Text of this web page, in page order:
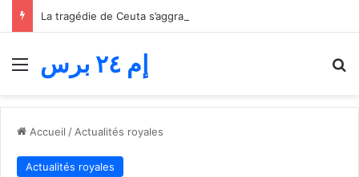
Menu إم ٢٤ برس
Accueil / Actualités royales
Actualités royales